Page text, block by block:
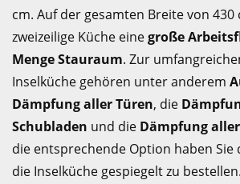
cm. Auf der gesamten Breite von
zweizeilige Küche einegroße
Menge Stauraum. Zur
Inselküche gehören unter anderem
Dämpfung aller Türen, die
Schubladen und die Dämpfung
die entsprechende Option haben Sie
die Inselküche gespiegelt zu